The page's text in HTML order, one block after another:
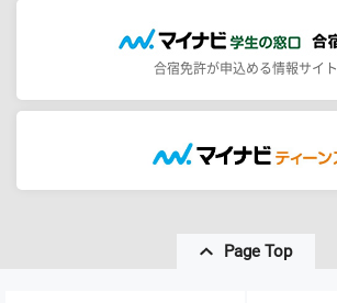
合宿免許が申込める情報サイト
Page Top